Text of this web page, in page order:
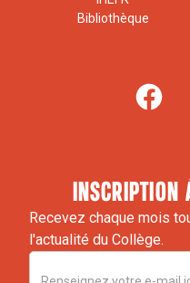
Bibliothèque
inscription
Recevez chaque mois
l'actualité du Collège.